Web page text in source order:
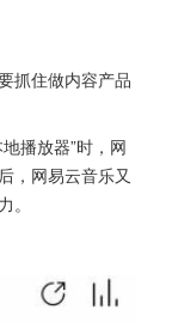
抓住做内容产品
播放器”时，网
，网易云音乐又